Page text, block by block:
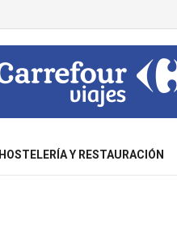
HOSTELERÍA Y RESTAURACIÓN